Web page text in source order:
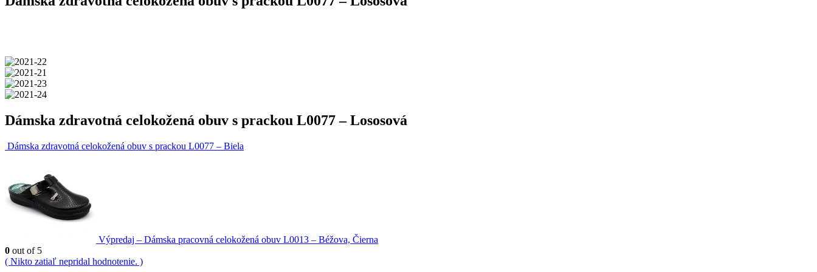
Dámska zdravotná celokožená obuv s prackou L0077 – Lososová
Dámska zdravotná celokožená obuv s prackou L0077 – Biela
Výpredaj – Dámska pracovná celokožená obuv L0013 – Béžova, Čierna
0 out of 5
( Nikto zatiaľ nepridal hodnotenie. )